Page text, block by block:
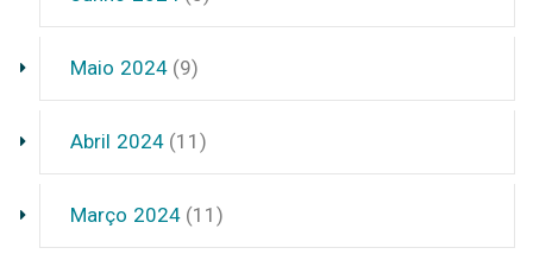
Maio 2024(9)
Abril 2024 (11)
Março 2024 (11)